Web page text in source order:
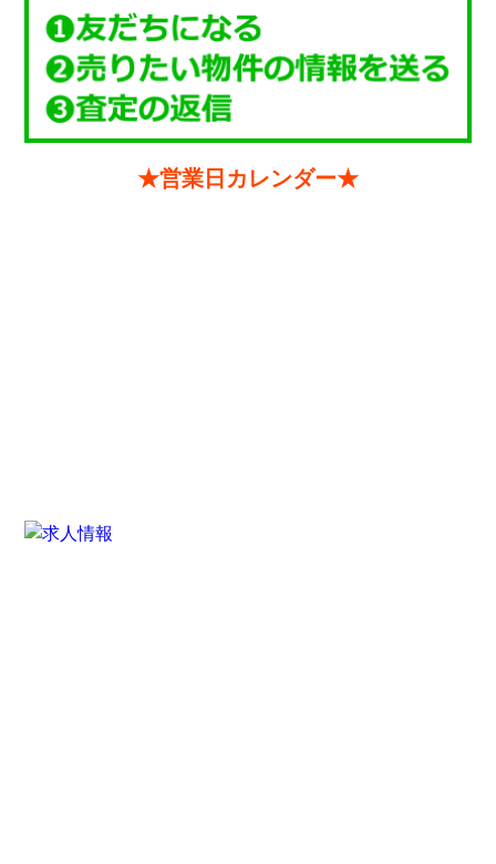
★営業日カレンダー★